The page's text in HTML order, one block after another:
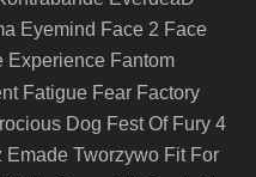
Eyemind Face 2 Face
Experience Fantom
Fatigue Fear Factory
Dog Fest Of Fury 4
Emade Tworzywo Fit For